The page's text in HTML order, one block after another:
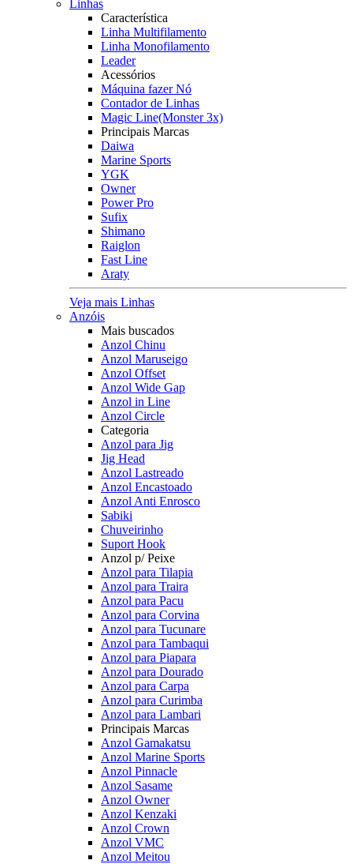
Linhas
Característica
Linha Multifilamento
Linha Monofilamento
Leader
Acessórios
Máquina fazer Nó
Contador de Linhas
Magic Line(Monster 3x)
Principais Marcas
Daiwa
Marine Sports
YGK
Owner
Power Pro
Sufix
Shimano
Raiglon
Fast Line
Araty
Veja mais Linhas
Anzóis
Mais buscados
Anzol Chinu
Anzol Maruseigo
Anzol Offset
Anzol Wide Gap
Anzol in Line
Anzol Circle
Categoria
Anzol para Jig
Jig Head
Anzol Lastreado
Anzol Encastoado
Anzol Anti Enrosco
Sabiki
Chuveirinho
Suport Hook
Anzol p/ Peixe
Anzol para Tilapia
Anzol para Traira
Anzol para Pacu
Anzol para Corvina
Anzol para Tucunare
Anzol para Tambaqui
Anzol para Piapara
Anzol para Dourado
Anzol para Carpa
Anzol para Curimba
Anzol para Lambari
Principais Marcas
Anzol Gamakatsu
Anzol Marine Sports
Anzol Pinnacle
Anzol Sasame
Anzol Owner
Anzol Kenzaki
Anzol Crown
Anzol VMC
Anzol Meitou